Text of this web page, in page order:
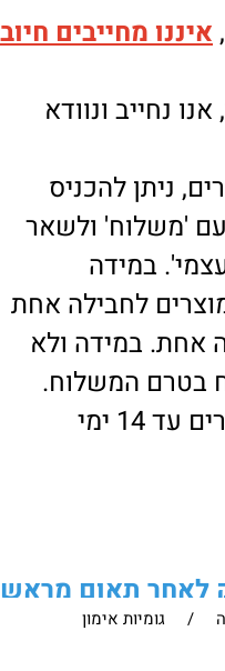
איננו מחייבים חיוב
נחייב ונוודא
ניתן להכניס
'משלוח' ולשאר
במידה
לחבילה אחת
אחת. במידה ולא
בטרם המשלוח.
טיפול בהזמנות ברוב המקרים עד 14 ימי
לאחר תאום מראש
/ גומיות אימון